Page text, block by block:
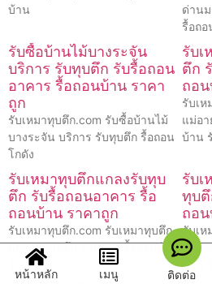
บ้าน
ด่าน
รื้อถอ
รับซื้อบ้านไม้บางระจัน
บริการ รับทุบตึก รับรื้อถอน
อาคาร รื้อถอนบ้าน ราคา
ถูก
รับเหมาทุบตึก.com รับซื้อบ้านไม้
บางระจัน บริการ รับทุบตึก รื้อถอน
โกดัง
รับ
ตึก
ถอ
รับเ
แม่อ
บ้าน
รับเหมาทุบตึกแกลงรับทุบ
ตึก รับรื้อถอนอาคาร รื้อ
ถอนบ้าน ราคาถูก
รับเหมาทุบตึก.com รับเหมาทุบตึก
แกลงรับทุบตึก ราคาถูก รื้อถอนบ้าน
รับเห
รับ
ทุบตึ
ถอ
รับเห
ขุนห
บ้าน รั
หน้าหลัก เมนู ติดต่อ